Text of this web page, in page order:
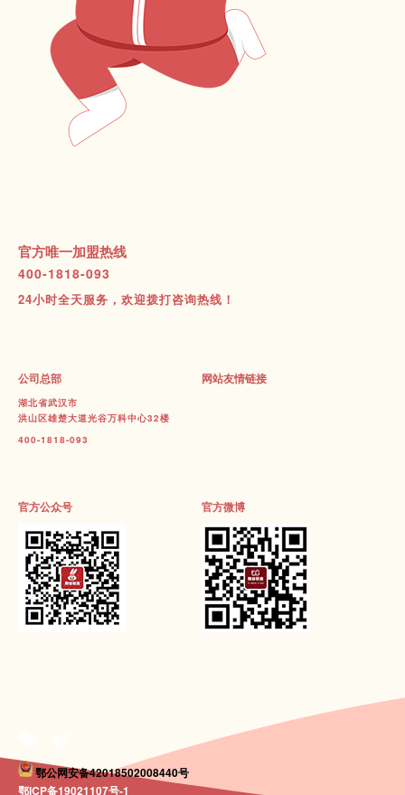
官方唯一加盟热线
400-1818-093
24小时全天服务，欢迎拨打咨询热线！
公司总部
湖北省武汉市
洪山区雄楚大道光谷万科中心32楼
400-1818-093
网站友情链接
官方公众号 官方微博
鄂公网安备42018502008440号
鄂ICP备19021107号-1